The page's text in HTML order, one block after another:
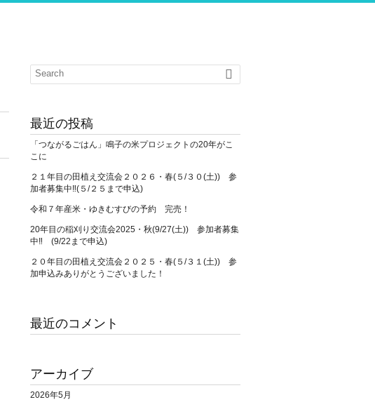
最近の投稿
「つながるごはん」鳴子の米プロジェクトの20年がこ
こに
２１年目の田植え交流会２０２６・春(５/３０(土)) 参
加者募集中‼(５/２５まで申込)
令和７年産米・ゆきむすびの予約 完売！
20年目の稲刈り交流会2025・秋(9/27(土)) 参加者募集
中‼ (9/22まで申込)
２０年目の田植え交流会２０２５・春(５/３１(土)) 参
加申込みありがとうございました！
最近のコメント
アーカイブ
2026年5月